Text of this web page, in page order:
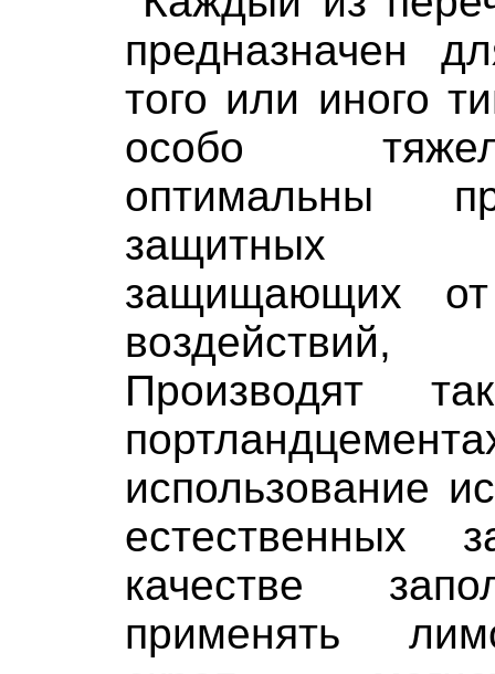
предназначен
того или иного
особо
оптимальны
защитных
защищающих от
Производят
использование
естественных
качестве
применять